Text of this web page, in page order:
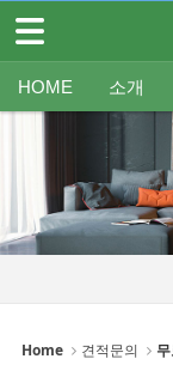
HOME 소개
무료
Home 견적문의
로그인
HOME
포트폴리오
인테리어자재이야